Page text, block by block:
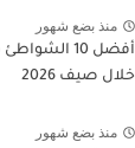
منذ بضع شهور
أفضل 10
خلال صيف 2026
منذ بضع شهور